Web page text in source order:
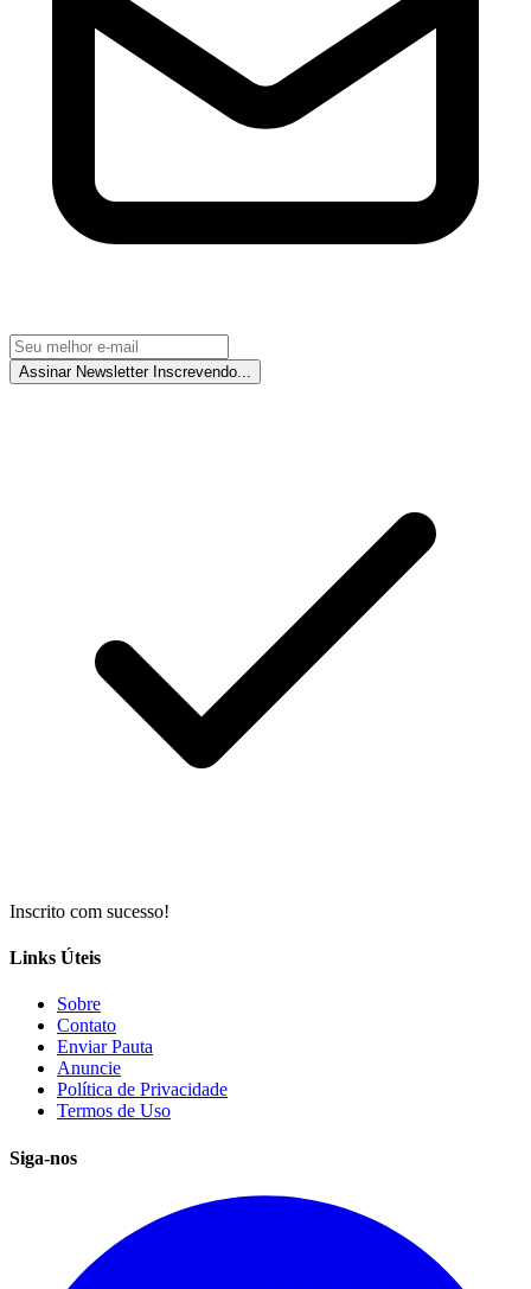
Assinar Newsletter Inscrevendo...
Inscrito com sucesso!
Links Úteis
Sobre
Contato
Enviar Pauta
Anuncie
Política de Privacidade
Termos de Uso
Siga-nos